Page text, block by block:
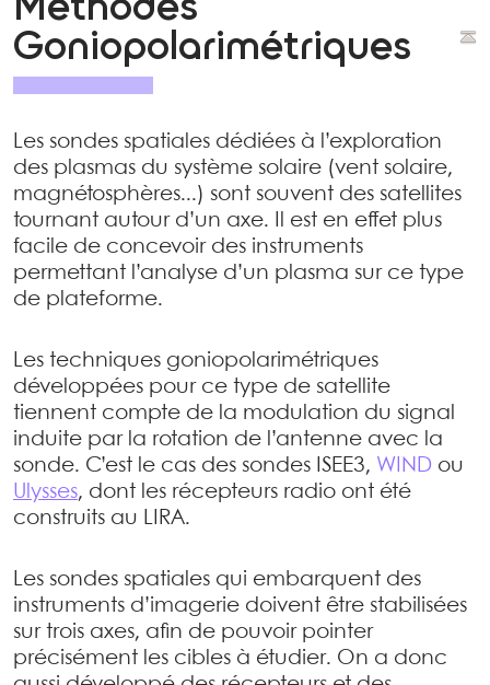
Méthodes
Goniopolarimétriques
Les sondes spatiales dédiées à l’exploration
des plasmas du système solaire (vent solaire,
magnétosphères...) sont souvent des satellites
tournant autour d’un axe. Il est en effet plus
facile de concevoir des instruments
permettant l’analyse d’un plasma sur ce type
de plateforme.
Les techniques goniopolarimétriques
développées pour ce type de satellite
tiennent compte de la modulation du signal
induite par la rotation de l’antenne avec la
sonde. C’est le cas des sondes ISEE3, WIND ou
Ulysses, dont les récepteurs radio ont été
construits au LIRA.
Les sondes spatiales qui embarquent des
instruments d’imagerie doivent être stabilisées
sur trois axes, afin de pouvoir pointer
précisément les cibles à étudier. On a donc